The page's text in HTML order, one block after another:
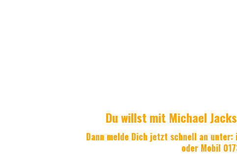
Du willst mit Michael
Dann melde Dich jetzt schnell an unter:
oder Mobil